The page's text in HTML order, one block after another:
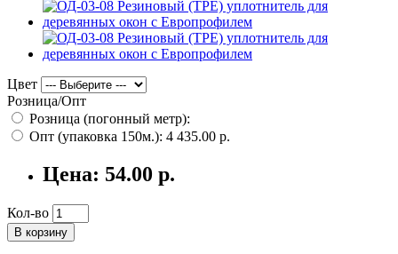
Цвет
Розница/Опт
Розница (погонный метр):
Опт (упаковка 150м.): 4 435.00 р.
Цена: 54.00 р.
Кол-во
В корзину